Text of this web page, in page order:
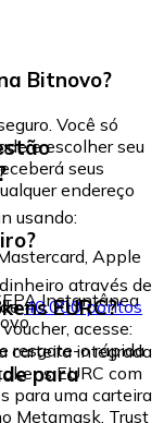
Bitnovo?
Você só
e escolher seu
seus
endereço
usando:
Apple
Instantânea
através de
40.000 pontos
acesse:
resgate-o rápida
EURC?
carteira integrada
EURC com
para uma carteira
Metamask, Trust
para